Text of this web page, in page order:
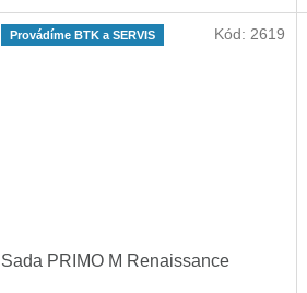
Provádíme BTK a SERVIS
Sada PRIMO M Renaissance
Kód: 2619